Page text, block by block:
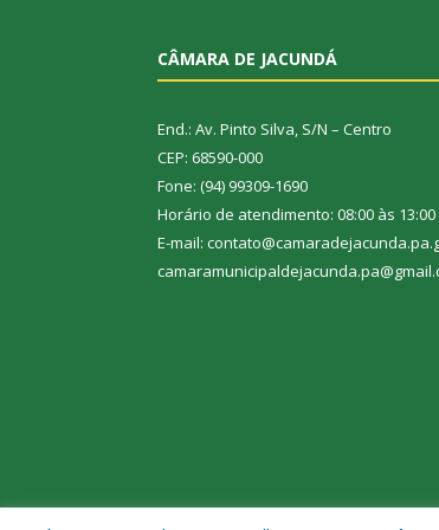
CÂMARA DE JACUNDÁ
End.: Av. Pinto Silva, S/N – Centro
CEP: 68590-000
Fone: (94) 99309-1690
Horário de atendimento: 08:00 às 13:00
E-mail: